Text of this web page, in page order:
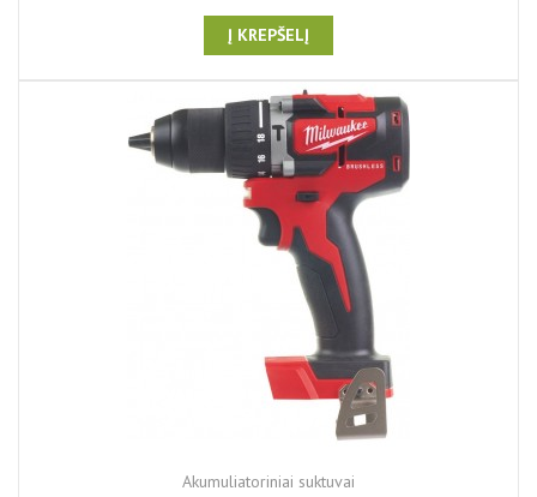
Į KREPŠELĮ
Akumuliatoriniai suktuvai